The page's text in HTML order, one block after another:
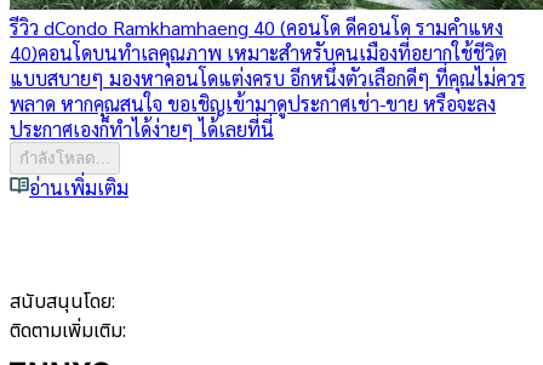
รีวิว dCondo Ramkhamhaeng 40 (คอนโด ดีคอนโด รามคำแหง
40)คอนโดบนทำเลคุณภาพ เหมาะสำหรับคนเมืองที่อยากใช้ชีวิต
แบบสบายๆ มองหาคอนโดแต่งครบ อีกหนึ่งตัวเลือกดีๆ ที่คุณไม่ควร
พลาด หากคุณสนใจ ขอเชิญเข้ามาดูประกาศเช่า-ขาย หรือจะลง
ประกาศเองก็ทำได้ง่ายๆ ได้เลยที่นี่
กำลังโหลด...
อ่านเพิ่มเติม
สนับสนุนโดย:
ติดตามเพิ่มเติม: